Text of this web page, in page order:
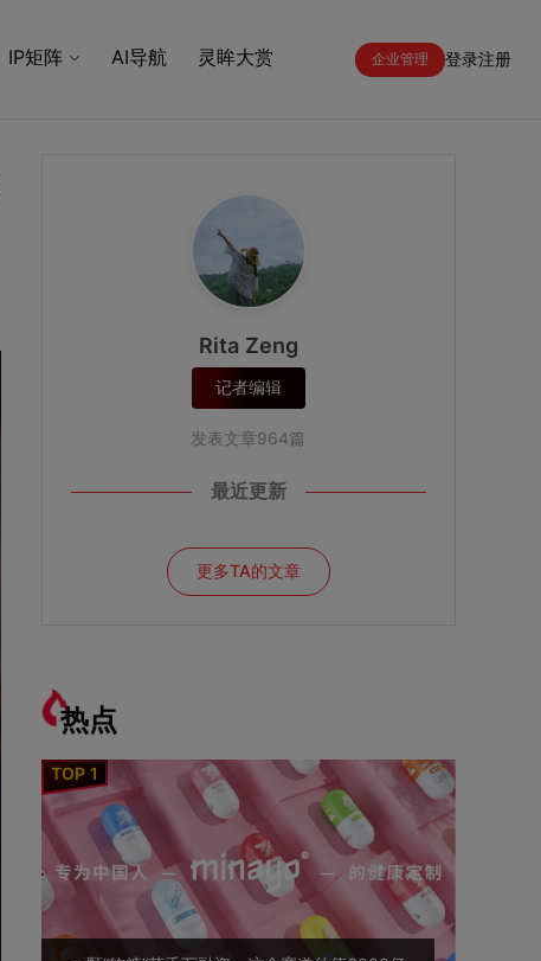
IP矩阵 AI导航 灵眸大赏 企业管理 登录注册
Rita Zeng
记者编辑
发表文章964篇
最近更新
更多TA的文章
热点